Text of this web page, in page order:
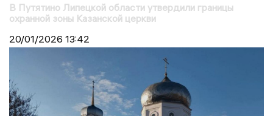
В Путятино Липецкой области утвердили границы
охранной зоны Казанской церкви
20/01/2026 13:42